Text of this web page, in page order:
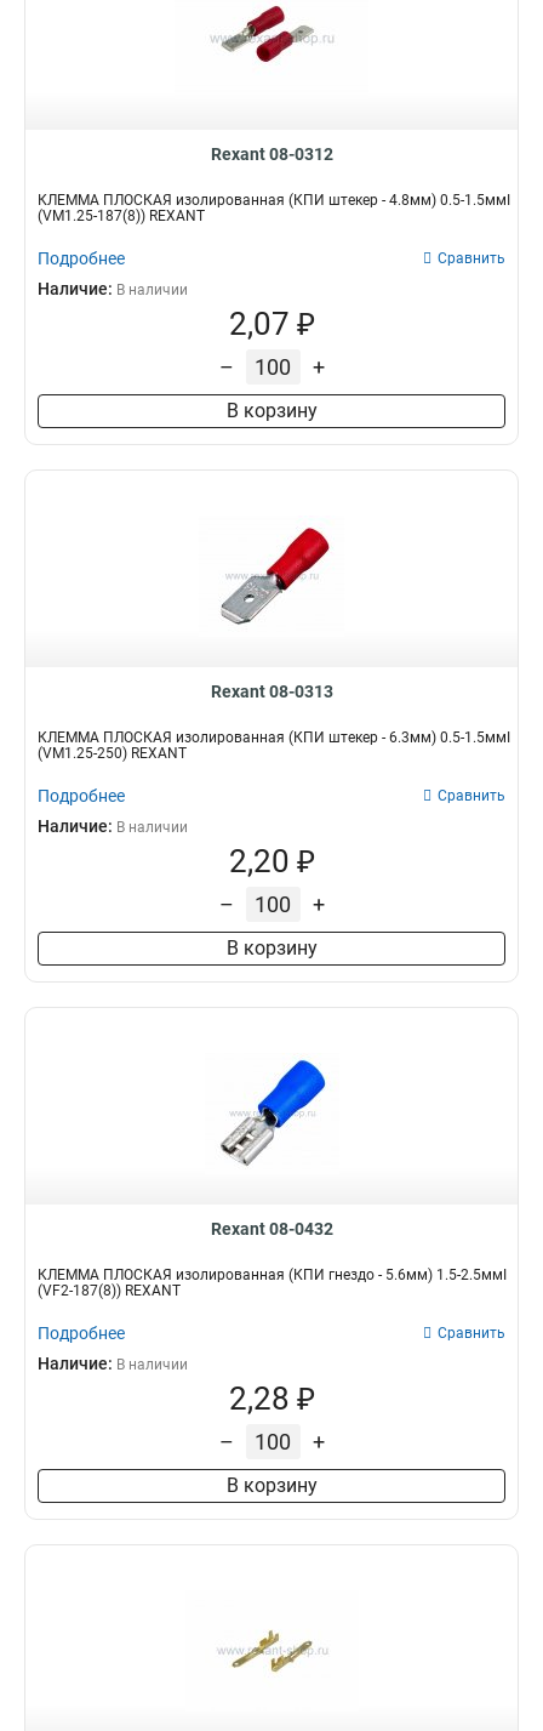
Rexant 08-0312
КЛЕММА ПЛОСКАЯ изолированная (КПИ штекер - 4.8мм) 0.5-1.5ммІ
(VM1.25-187(8)) REXANT
Подробнее Сравнить
Наличие: В наличии
2,07 ₽
– +
В корзину
Rexant 08-0313
КЛЕММА ПЛОСКАЯ изолированная (КПИ штекер - 6.3мм) 0.5-1.5ммІ
(VM1.25-250) REXANT
Подробнее Сравнить
Наличие: В наличии
2,20 ₽
– +
В корзину
Rexant 08-0432
КЛЕММА ПЛОСКАЯ изолированная (КПИ гнездо - 5.6мм) 1.5-2.5ммІ
(VF2-187(8)) REXANT
Подробнее Сравнить
Наличие: В наличии
2,28 ₽
– +
В корзину